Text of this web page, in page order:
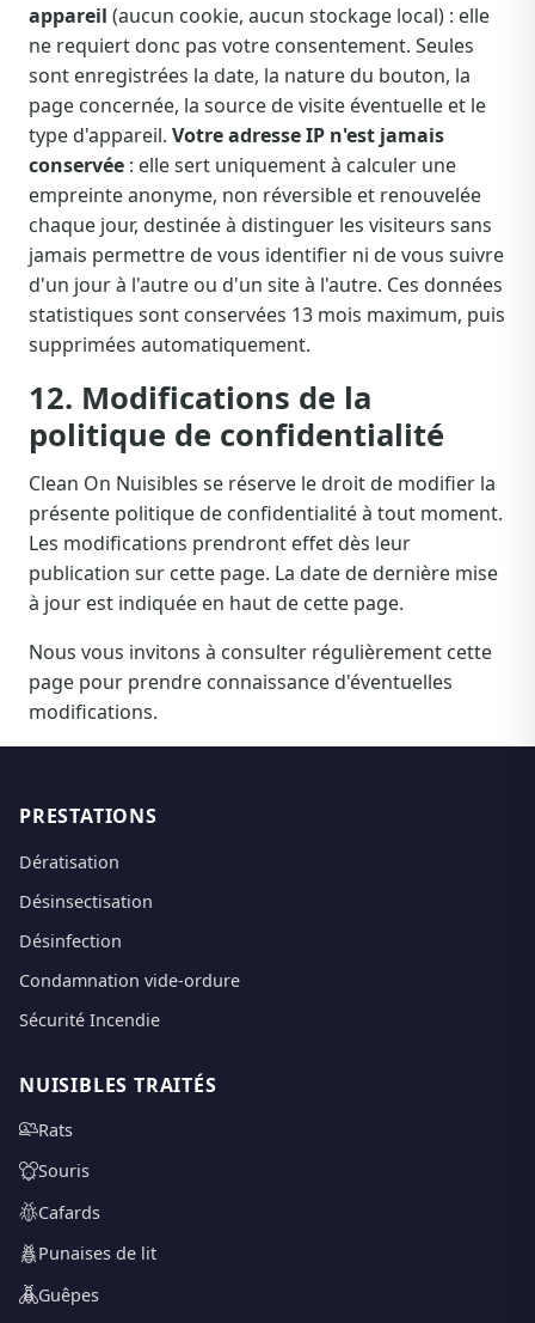
appareil (aucun cookie, aucun stockage local) : elle
ne requiert donc pas votre consentement. Seules
sont enregistrées la date, la nature du bouton, la
page concernée, la source de visite éventuelle et le
type d'appareil. Votre adresse IP n'est jamais
conservée : elle sert uniquement à calculer une
empreinte anonyme, non réversible et renouvelée
chaque jour, destinée à distinguer les visiteurs sans
jamais permettre de vous identifier ni de vous suivre
d'un jour à l'autre ou d'un site à l'autre. Ces données
statistiques sont conservées 13 mois maximum, puis
supprimées automatiquement.
12. Modifications de la
politique de confidentialité
Clean On Nuisibles se réserve le droit de modifier la
présente politique de confidentialité à tout moment.
Les modifications prendront effet dès leur
publication sur cette page. La date de dernière mise
à jour est indiquée en haut de cette page.
Nous vous invitons à consulter régulièrement cette
page pour prendre connaissance d'éventuelles
modifications.
PRESTATIONS
Dératisation
Désinsectisation
Désinfection
Condamnation vide-ordure
Sécurité Incendie
NUISIBLES TRAITÉS
Rats
Souris
Cafards
Punaises de lit
Guêpes